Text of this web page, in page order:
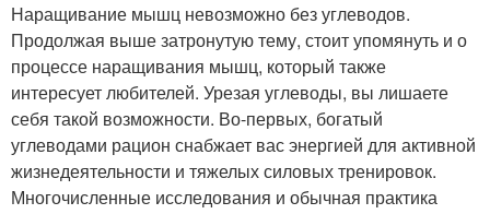
Наращивание мышц невозможно без углеводов.
Продолжая выше затронутую тему, стоит упомянуть и о
процессе наращивания мышц, который также
интересует любителей. Урезая углеводы, вы лишаете
себя такой возможности. Во-первых, богатый
углеводами рацион снабжает вас энергией для активной
жизнедеятельности и тяжелых силовых тренировок.
Многочисленные исследования и обычная практика